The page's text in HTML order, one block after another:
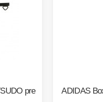
pre
ADIDAS